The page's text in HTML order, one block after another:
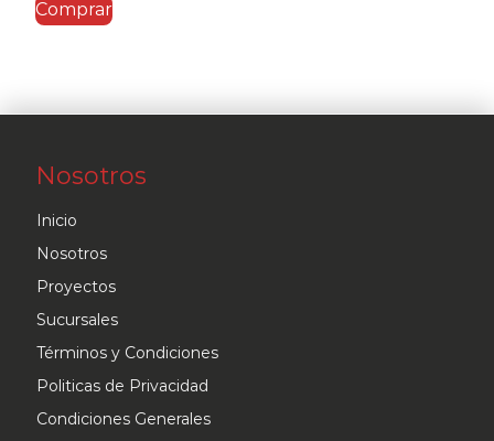
Comprar
Nosotros
Inicio
Nosotros
Proyectos
Sucursales
Términos y Condiciones
Politicas de Privacidad
Condiciones Generales